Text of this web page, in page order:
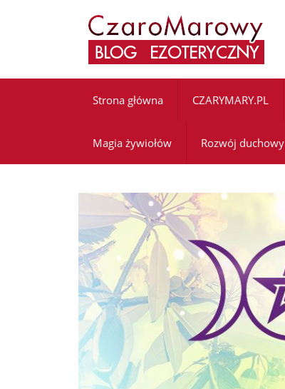
Strona główna CZARYMARY.PL
Magia żywiołów Rozwój duchowy